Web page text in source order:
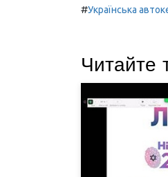
#Українська
Читайте